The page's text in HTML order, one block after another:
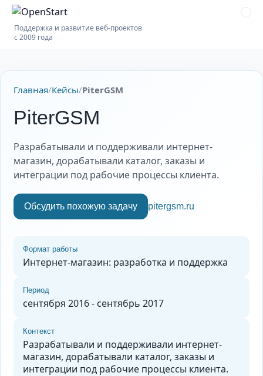
Поддержка и развитие веб-проектов
с 2009 года
Главная/Кейсы/PiterGSM
PiterGSM
Разрабатывали и поддерживали интернет-
магазин, дорабатывали каталог, заказы и
интеграции под рабочие процессы клиента.
Обсудить похожую задачу pitergsm.ru
Формат работы
Интернет-магазин: разработка и поддержка
Период
сентября 2016 - сентябрь 2017
Контекст
Разрабатывали и поддерживали интернет-
магазин, дорабатывали каталог, заказы и
интеграции под рабочие процессы клиента.